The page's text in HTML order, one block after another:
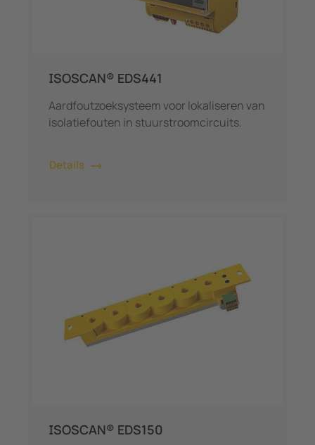
ISOSCAN® EDS441
Aardfoutzoeksysteem voor lokaliseren van
isolatiefouten in stuurstroomcircuits.
Details
ISOSCAN® EDS150